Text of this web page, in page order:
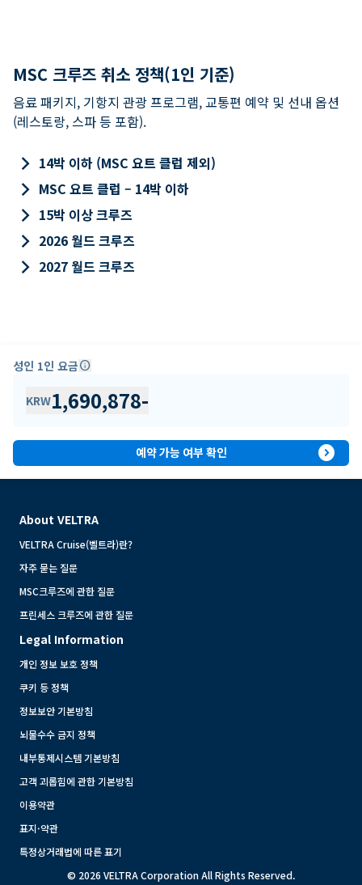
MSC 크루즈 취소 정책(1인 기준)
음료 패키지, 기항지 관광 프로그램, 교통편 예약 및 선내 옵션
(레스토랑, 스파 등 포함).
keyboard_arrow_right 14박 이하 (MSC 요트 클럽 제외)
keyboard_arrow_right MSC 요트 클럽 – 14박 이하
keyboard_arrow_right 15박 이상 크루즈
keyboard_arrow_right 2026 월드 크루즈
keyboard_arrow_right 2027 월드 크루즈
성인 1인 요금info
KRW1,690,878-
예약 가능 여부 확인 expand_circle_right
About VELTRA
VELTRA Cruise(벨트라)란?
자주 묻는 질문
MSC크루즈에 관한 질문
프린세스 크루즈에 관한 질문
Legal Information
개인 정보 보호 정책
쿠키 등 정책
정보보안 기본방침
뇌물수수 금지 정책
내부통제시스템 기본방침
고객 괴롭힘에 관한 기본방침
이용약관
표지·약관
특정상거래법에 따른 표기
© 2026 VELTRA Corporation All Rights Reserved.